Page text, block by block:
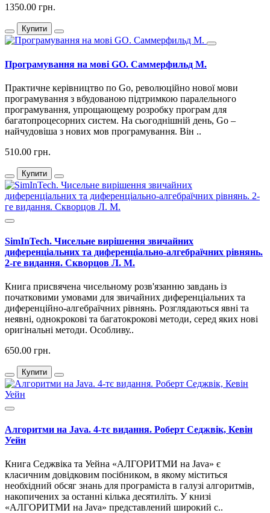
1350.00 грн.
Купити
Програмування на мові GO. Саммерфильд М.
Практичне керівництво по Go, революційно нової мови
програмування з вбудованою підтримкою паралельного
програмування, упрощающему розробку програм для
багатопроцесорних систем. На сьогоднішній день, Go –
найчудовіша з нових мов програмування. Він ..
510.00 грн.
Купити
SimInTech. Чисельне вирішення звичайних
диференціальних та диференціально-алгебраїчних рівнянь.
2-ге видання. Скворцов Л. М.
Книга присвячена чисельному розв'язанню завдань із
початковими умовами для звичайних диференціальних та
диференційно-алгебраїчних рівнянь. Розглядаються явні та
неявні, однокрокові та багатокрокові методи, серед яких нові
оригінальні методи. Особливу..
650.00 грн.
Купити
Алгоритми на Java. 4-тє видання. Роберт Седжвік, Кевін
Уейн
Книга Седжвіка та Уейна «АЛГОРИТМИ на Java» є
класичним довідковим посібником, в якому міститься
необхідний обсяг знань для програміста в галузі алгоритмів,
накопичених за останні кілька десятиліть. У книзі
«АЛГОРИТМИ на Java» представлений широкий с..